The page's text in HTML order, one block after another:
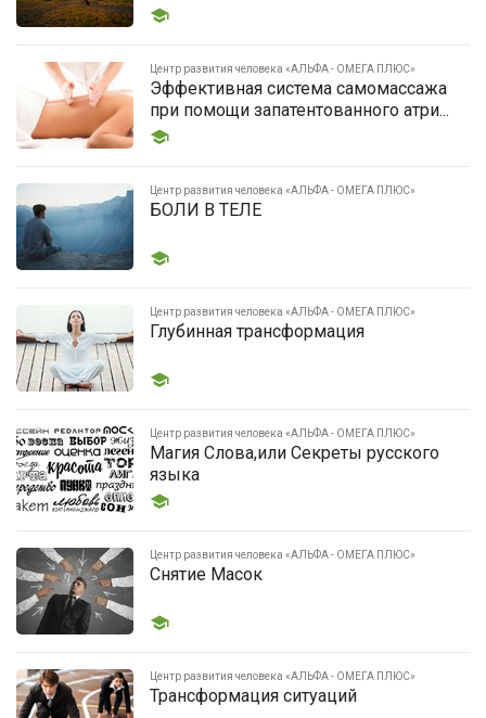
Центр развития человека «АЛЬФА - ОМЕГА ПЛЮС»
Эффективная система самомассажа
при помощи запатентованного атри...
Центр развития человека «АЛЬФА - ОМЕГА ПЛЮС»
БОЛИ В ТЕЛЕ
Центр развития человека «АЛЬФА - ОМЕГА ПЛЮС»
Глубинная трансформация
Центр развития человека «АЛЬФА - ОМЕГА ПЛЮС»
Магия Слова,или Секреты русского
языка
Центр развития человека «АЛЬФА - ОМЕГА ПЛЮС»
Снятие Масок
Центр развития человека «АЛЬФА - ОМЕГА ПЛЮС»
Трансформация ситуаций